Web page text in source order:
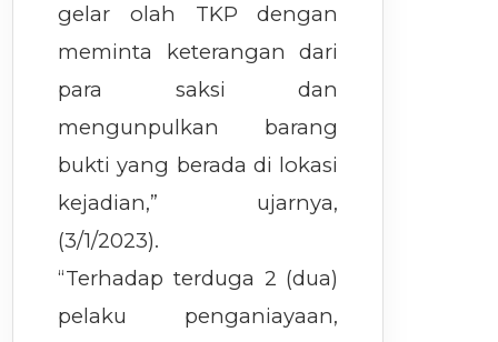
gelar olah TKP dengan
meminta keterangan dari
para saksi dan
mengunpulkan barang
bukti yang berada di lokasi
kejadian,” ujarnya,
(3/1/2023).
“Terhadap terduga 2 (dua)
pelaku penganiayaan,